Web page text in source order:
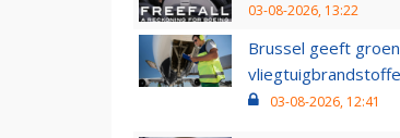
03-08-2026, 13:22
Brussel geeft
03-08-2026, 12:41